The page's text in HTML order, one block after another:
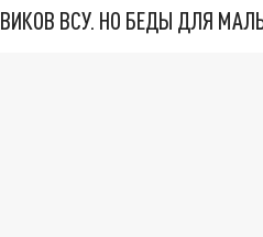
ВСУ. НО БЕДЫ ДЛЯ